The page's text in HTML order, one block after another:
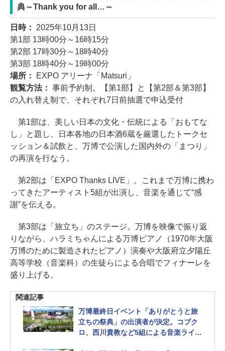
典～Thank you for all…～
日時： 2025年10月13日
第1部 13時00分～16時15分
第2部 17時30分～18時40分
第3部 18時40分～19時00分
場所：
EXPO アリーナ「Matsuri」
観覧方法： 事前予約制。【第1部】と【第2部＆第3部】
の入れ替え制で、それぞれ7日前抽選で申込受付
第1部は、美しい日本の文化・伝統による「おもてな
し」と題し、日本各地の日本酒6蔵を厳選したトークセ
ッション＆試飲と、万博で公演した国内外の「まつり」
の再演を行なう。
第2部は「EXPO Thanks LIVE」。これまで万博に携わ
ってきたアーティスト5組が出演し、音楽を通じて“感
謝”を伝える。
第3部は「旅立ち」のステージ。万博を映像で振り返
りながら、ハラミちゃんによる万博ピアノ（1970年大阪
万博のために製造されたピアノ）演奏や大阪府立夕陽丘
高等学校（音楽科）の生徒らによる合唱でフィナーレを
盛り上げる。
関連記事
万博最終日イベント「ありがとうと旅
立ちの祭典」の出演者が決定。コブク
ロ、西川貴教など5組による音楽ライブ